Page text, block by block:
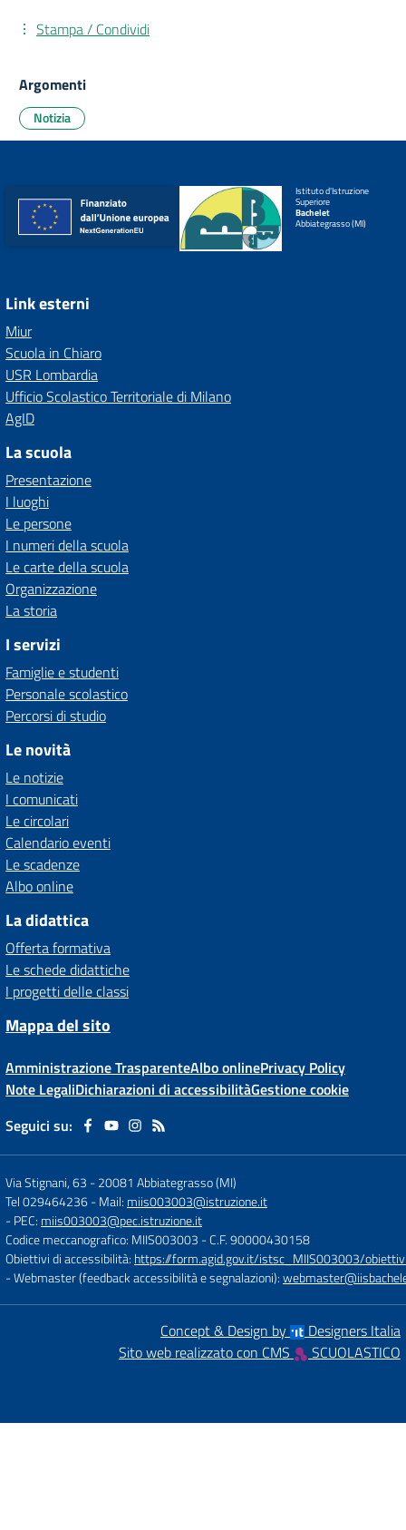
Stampa / Condividi
Argomenti
Notizia
Istituto d'Istruzione
Superiore
Bachelet
Abbiategrasso (MI)
Link esterni
Miur
Scuola in Chiaro
USR Lombardia
Ufficio Scolastico Territoriale di Milano
AgID
La scuola
Presentazione
I luoghi
Le persone
I numeri della scuola
Le carte della scuola
Organizzazione
La storia
I servizi
Famiglie e studenti
Personale scolastico
Percorsi di studio
Le novità
Le notizie
I comunicati
Le circolari
Calendario eventi
Le scadenze
Albo online
La didattica
Offerta formativa
Le schede didattiche
I progetti delle classi
Mappa del sito
Amministrazione TrasparenteAlbo onlinePrivacy Policy
Note LegaliDichiarazioni di accessibilitàGestione cookie
Seguici su:
Via Stignani, 63 -20081 Abbiategrasso (MI)
Tel 029464236- Mail: miis003003@istruzione.it
- PEC: miis003003@pec.istruzione.it
Codice meccanografico: MIIS003003 - C.F. 90000430158
Obiettivi di accessibilità: https://form.agid.gov.it/istsc_MIIS003003/
- Webmaster (feedback accessibilità e segnalazioni):
Concept & Design by
Designers Italia
Sito web realizzato con CMS
SCUOLASTICO